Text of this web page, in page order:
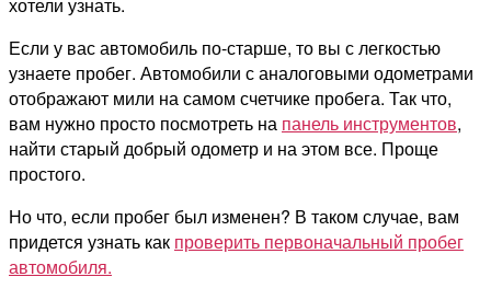
хотели узнать.
Если у вас автомобиль по-старше, то вы с легкостью
узнаете пробег. Автомобили с аналоговыми одометрами
отображают мили на самом счетчике пробега. Так что,
вам нужно просто посмотреть на панель инструментов,
найти старый добрый одометр и на этом все. Проще
простого.
Но что, если пробег был изменен? В таком случае, вам
придется узнать как проверить первоначальный пробег
автомобиля.